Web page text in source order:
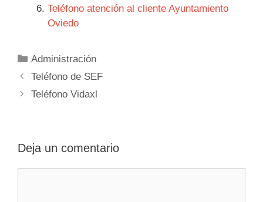
Teléfono atención al cliente Ayuntamiento
Oviedo
Categorías
Administración
Navegación
de
Teléfono de SEF
Teléfono Vidaxl
Deja un comentario